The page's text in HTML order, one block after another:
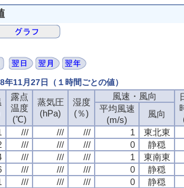
11月27日（１時間ごとの値）
露点
温度
(℃)
蒸気圧
(hPa)
湿度
(％)
風速・風向
平均風速
(m/s)
風向
/// /// /// 1
東北東
/// /// /// 0
静穏
/// /// /// 1
東南東
/// /// /// 0
静穏
/// /// /// 0
静穏